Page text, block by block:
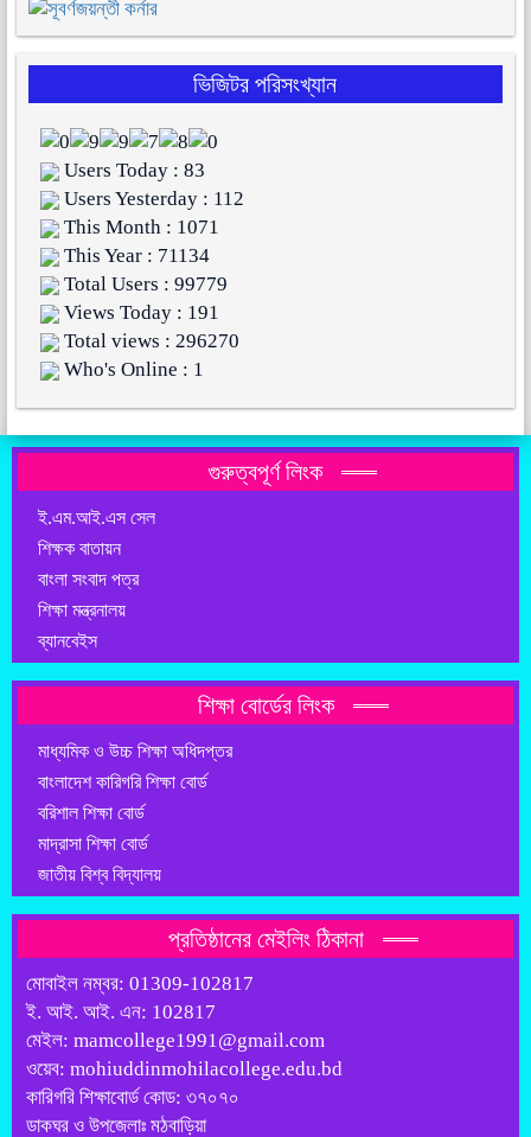
ভিজিটর পরিসংখ্যান
Users Today : 83
Users Yesterday : 112
This Month : 1071
This Year : 71134
Total Users : 99779
Views Today : 191
Total views : 296270
Who's Online : 1
গুরুত্বপূর্ণ লিংক
ই.এম.আই.এস সেল
শিক্ষক বাতায়ন
বাংলা সংবাদ পত্র
শিক্ষা মন্ত্রনালয়
ব্যানবেইস
শিক্ষা বোর্ডের লিংক
মাধ্যমিক ও উচ্চ শিক্ষা অধিদপ্তর
বাংলাদেশ কারিগরি শিক্ষা বোর্ড
বরিশাল শিক্ষা বোর্ড
মাদ্রাসা শিক্ষা বোর্ড
জাতীয় বিশ্ব বিদ্যালয়
প্রতিষ্ঠানের মেইলিং ঠিকানা
মোবাইল নম্বর: 01309-102817
ই. আই. আই. এন: 102817
মেইল: mamcollege1991@gmail.com
ওয়েব: mohiuddinmohilacollege.edu.bd
কারিগরি শিক্ষাবোর্ড কোড: ৩৭০৭০
ডাকঘর ও উপজেলাঃ মঠবাড়িয়া